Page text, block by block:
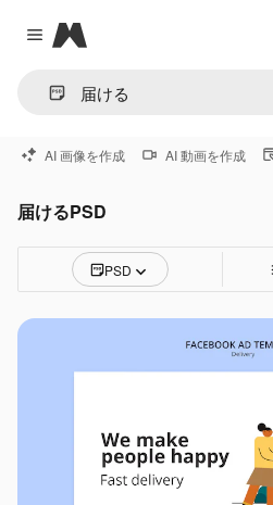
Close menu
Magnific
AI 画像を作成 AI 動画を作成
届けるPSD
PSD